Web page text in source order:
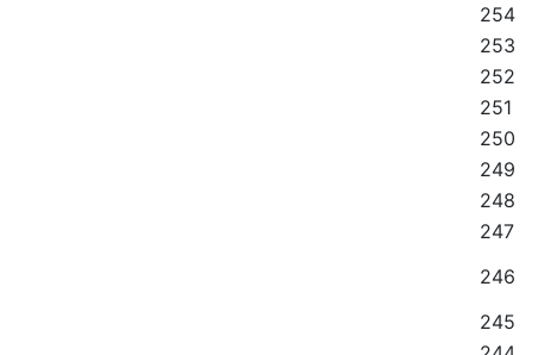
254
253
252
251
250
249
248
247
246
245